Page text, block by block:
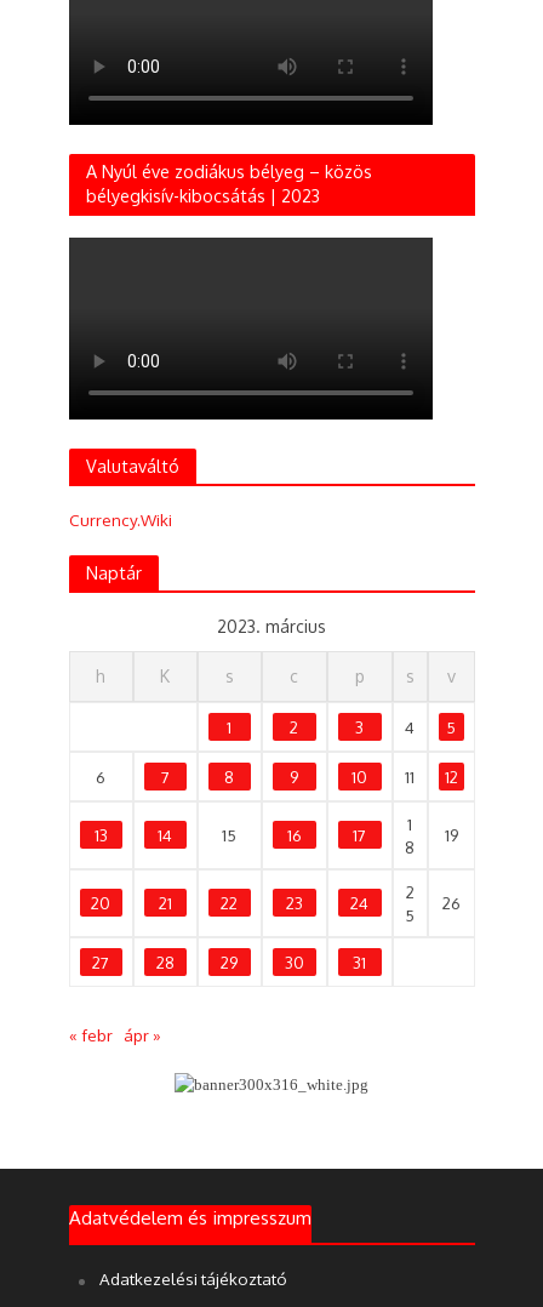
A Nyúl éve zodiákus bélyeg – közös
bélyegkisív-kibocsátás | 2023
Valutaváltó
Currency.Wiki
Naptár
2023. március
h K s c p s v
1 2 3 4 5
6 7 8 9 10 11 12
13 14 15 16 17
1
8
19
20 21 22 23 24
2
5
26
27 28 29 30 31
« febr ápr »
Adatvédelem és impresszum
Adatkezelési tájékoztató